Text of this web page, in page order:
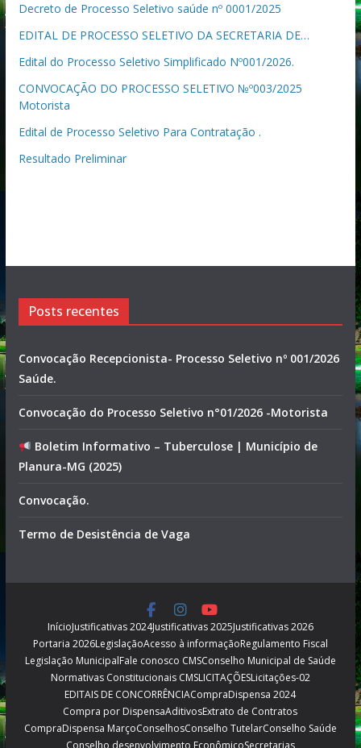
Decreto de Processo Seletivo saúde nº 0001/2025
EDITAL DE PROCESSO SELETIVO DA SECRETARIA DE…
Edital do Processo Seletivo Simplificado Nº001/2026.
CONVOCAÇÃO DO PROCESSO SELETIVO №º003/2025
Motorista
Edital de Processo Seletivo Para Contratação .
Resultado Preliminar
Posts recentes
Convocação Recepcionista- Processo Seletivo nº 001/2026
Saúde.
Convocação do Processo Seletivo n°01/2026 -Motorista
Boletim Informativo – Tuberculose | Município de
Planura-MG (2025)
Convocação.
Termo de Desistência de Vaga
InícioJustificativas 2024Justificativas 2025Justificativas 2026
Portaria 2026LegislaçãoAcesso à informaçãoRegulamento Fiscal
Legislação MunicipalFale conosco CMSConselho Municipal de Saúde
Normativas Constitucionais CMSLICITAÇÕESLicitações-02
EDITAIS DE CONCORRÊNCIACompraDispensa 2024
Compra por DispensaAditivosExtrato de Contratos
CompraDispensa MarçoConselhosConselho TutelarConselho Saúde